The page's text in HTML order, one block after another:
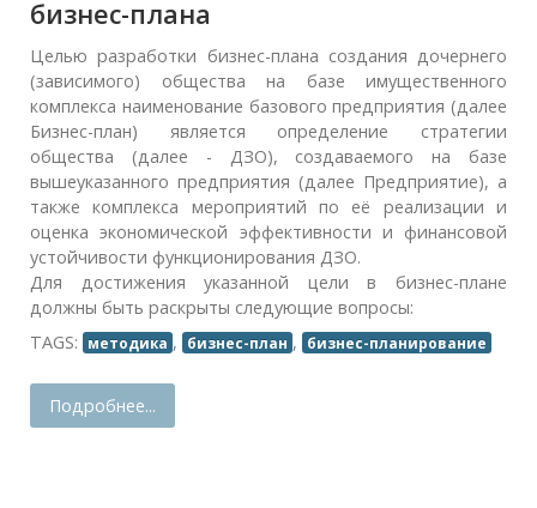
бизнес-плана
Целью разработки бизнес-плана создания дочернего
(зависимого) общества на базе имущественного
комплекса наименование базового предприятия (далее
Бизнес-план) является определение стратегии
общества (далее - ДЗО), создаваемого на базе
вышеуказанного предприятия (далее Предприятие), а
также комплекса мероприятий по её реализации и
оценка экономической эффективности и финансовой
устойчивости функционирования ДЗО.
Для достижения указанной цели в бизнес-плане
должны быть раскрыты следующие вопросы:
TAGS:
методика , бизнес-план , бизнес-планирование
Подробнее...